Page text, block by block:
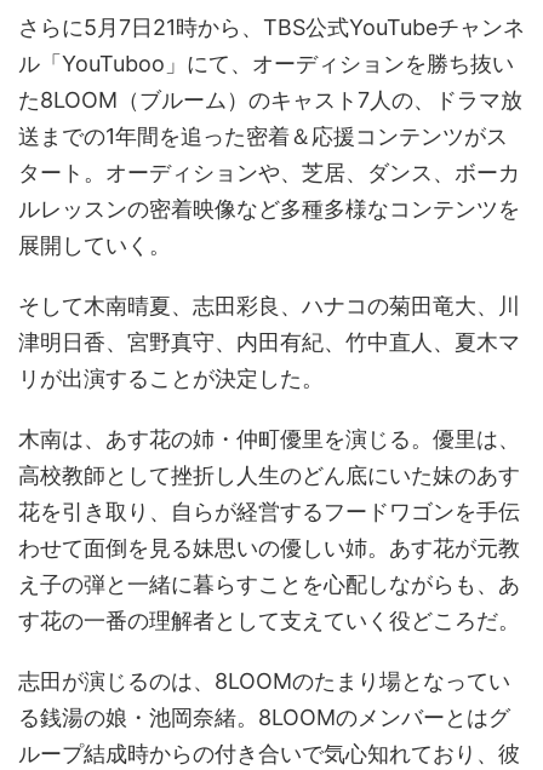
さらに5月7日21時から、TBS公式YouTubeチャンネ
ル「YouTuboo」にて、オーディションを勝ち抜い
た8LOOM（ブルーム）のキャスト7人の、ドラマ放
送までの1年間を追った密着＆応援コンテンツがス
タート。オーディションや、芝居、ダンス、ボーカ
ルレッスンの密着映像など多種多様なコンテンツを
展開していく。
そして木南晴夏、志田彩良、ハナコの菊田竜大、川
津明日香、宮野真守、内田有紀、竹中直人、夏木マ
リが出演することが決定した。
木南は、あす花の姉・仲町優里を演じる。優里は、
高校教師として挫折し人生のどん底にいた妹のあす
花を引き取り、自らが経営するフードワゴンを手伝
わせて面倒を見る妹思いの優しい姉。あす花が元教
え子の弾と一緒に暮らすことを心配しながらも、あ
す花の一番の理解者として支えていく役どころだ。
志田が演じるのは、8LOOMのたまり場となってい
る銭湯の娘・池岡奈緒。8LOOMのメンバーとはグ
ループ結成時からの付き合いで気心知れており、彼